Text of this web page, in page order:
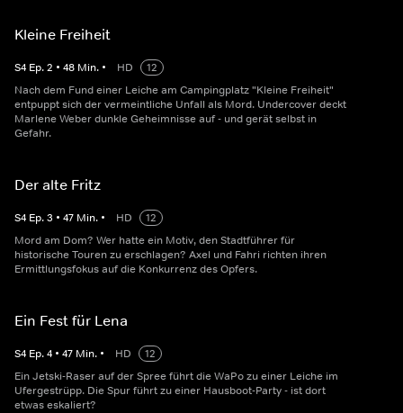
Kleine Freiheit
S4 Ep.2 • 48 Min. • HD
12
Nach dem Fund einer Leiche am Campingplatz "Kleine Freiheit"
entpuppt sich der vermeintliche Unfall als Mord. Undercover deckt
Marlene Weber dunkle Geheimnisse auf - und gerät selbst in
Gefahr.
Der alte Fritz
S4 Ep.3 • 47 Min. • HD
12
Mord am Dom? Wer hatte ein Motiv, den Stadtführer für
historische Touren zu erschlagen? Axel und Fahri richten ihren
Ermittlungsfokus auf die Konkurrenz des Opfers.
Ein Fest für Lena
S4 Ep.4 • 47 Min. • HD
12
Ein Jetski-Raser auf der Spree führt die WaPo zu einer Leiche im
Ufergestrüpp. Die Spur führt zu einer Hausboot-Party - ist dort
etwas eskaliert?